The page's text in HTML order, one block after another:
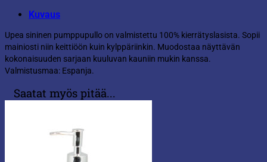
Kuvaus
Upea sininen pumppupullo on valmistettu 100% kierrätyslasista. Sopii
mainiosti niin keittiöön kuin kylppäriinkin. Muodostaa näyttävän
kokonaisuuden sarjaan kuuluvan kauniin mukin kanssa.
Valmistusmaa: Espanja.
Saatat myös pitää...